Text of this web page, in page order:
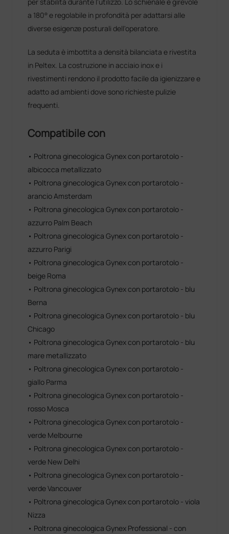
a 180° e regolabile in profondità per adattarsi alle
diverse esigenze posturali dell'operatore.
La seduta è imbottita a densità bilanciata e rivestita
in Peltex. La costruzione in acciaio inox e i
rivestimenti rendono il prodotto facile da igienizzare e
adatto ad ambienti dove sono richieste pulizie
frequenti.
Compatibile con
• Poltrona ginecologica Gynex con portarotolo -
albicocca metallizzato
• Poltrona ginecologica Gynex con portarotolo -
arancio Amsterdam
• Poltrona ginecologica Gynex con portarotolo -
azzurro Palm Beach
• Poltrona ginecologica Gynex con portarotolo -
azzurro Parigi
• Poltrona ginecologica Gynex con portarotolo -
beige Roma
• Poltrona ginecologica Gynex con portarotolo - blu
Berna
• Poltrona ginecologica Gynex con portarotolo - blu
Chicago
• Poltrona ginecologica Gynex con portarotolo - blu
mare metallizzato
• Poltrona ginecologica Gynex con portarotolo -
giallo Parma
• Poltrona ginecologica Gynex con portarotolo -
rosso Mosca
• Poltrona ginecologica Gynex con portarotolo -
verde Melbourne
• Poltrona ginecologica Gynex con portarotolo -
verde New Delhi
• Poltrona ginecologica Gynex con portarotolo -
verde Vancouver
• Poltrona ginecologica Gynex con portarotolo - viola
Nizza
• Poltrona ginecologica Gynex Professional - con